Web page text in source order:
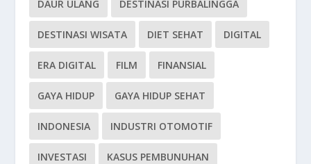
DAUR ULANG DESTINASI PURBALINGGA
DESTINASI WISATA DIET SEHAT DIGITAL
ERA DIGITAL FILM FINANSIAL
GAYA HIDUP GAYA HIDUP SEHAT
INDONESIA INDUSTRI OTOMOTIF
INVESTASI KASUS PEMBUNUHAN